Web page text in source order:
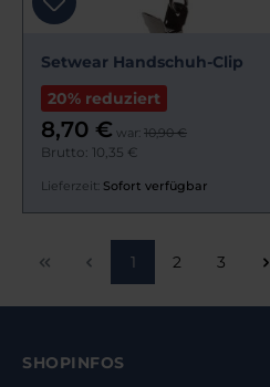
Setwear Handschuh-Clip
20% reduziert
8,70 € war: 10,90 €
Brutto: 10,35 €
Lieferzeit: Sofort verfügbar
Seite
1 Seite
2 Seite
3
SHOPINFOS